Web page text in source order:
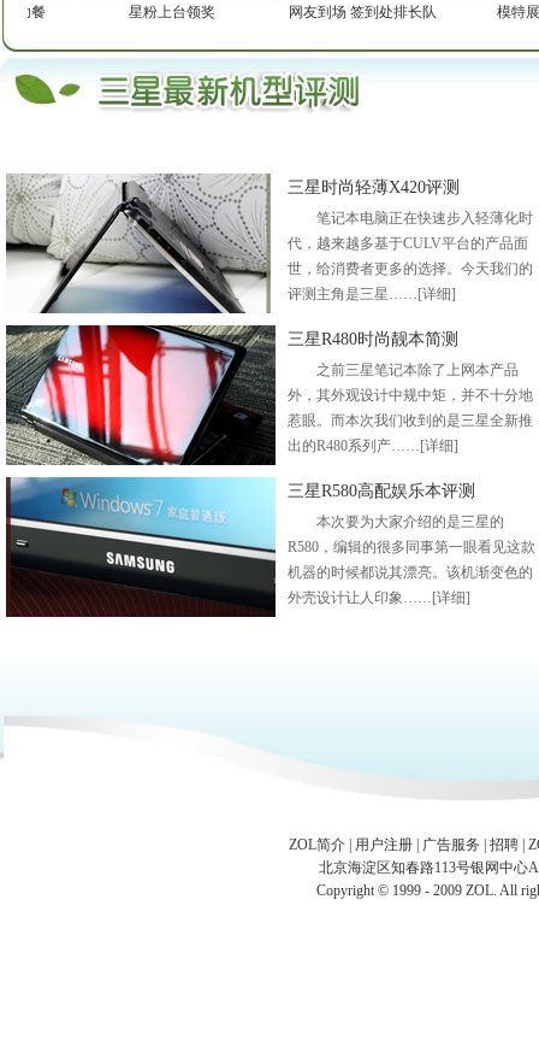
星粉上台领奖 网友到场 签到处排长队 模特展示
三星时尚轻薄X420评测
笔记本电脑正在快速步入轻薄化时
代，越来越多基于CULV平台的产品面
世，给消费者更多的选择。今天我们的
评测主角是三星…… [详细]
三星R480时尚靓本简测
之前三星笔记本除了上网本产品
外，其外观设计中规中矩，并不十分地
惹眼。而本次我们收到的是三星全新推
出的R480系列产…… [详细]
三星R580高配娱乐本评测
本次要为大家介绍的是三星的
R580，编辑的很多同事第一眼看见这款
机器的时候都说其漂亮。该机渐变色的
外壳设计让人印象…… [详细]
ZOL简介 用户注册 广告服务 招聘
北京海淀区知春路113号银网中心
Copyright © 1999 - 2009 ZOL. All